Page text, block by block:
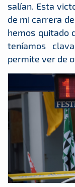
salían. Esta
de mi carrera
hemos quitado
teníamos
permite ver de